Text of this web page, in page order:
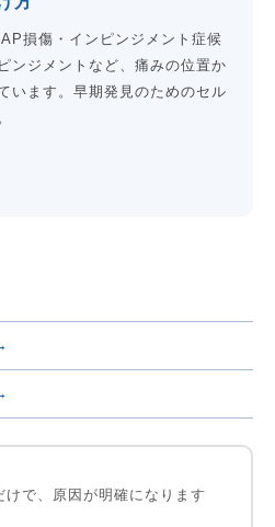
損傷・インピンジメント症候
ンジメントなど、痛みの位置か
います。早期発見のためのセル
で、原因が明確になります